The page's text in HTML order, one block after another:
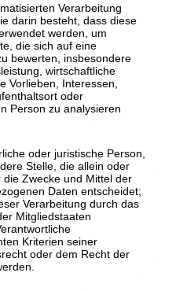
Verarbeitung
darin besteht, dass diese
werden, um
die sich auf eine
bewerten, insbesondere
wirtschaftliche
Vorlieben, Interessen,
oder
Person zu analysieren
oder juristische Person,
Stelle, die allein oder
Zwecke und Mittel der
Daten entscheidet;
Verarbeitung durch das
Mitgliedstaaten
Kriterien seiner
oder dem Recht der